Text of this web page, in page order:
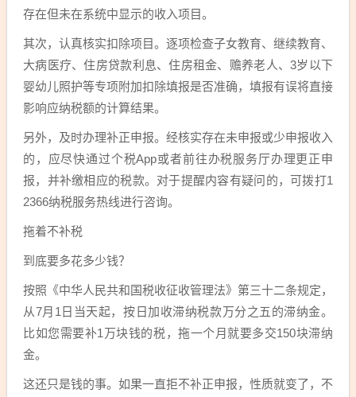
存在但未在系统中显示的收入项目。
其次，认真核实扣除项目。逐项检查子女教育、继续教育、
大病医疗、住房贷款利息、住房租金、赡养老人、3岁以下
婴幼儿照护等专项附加扣除填报是否准确，填报有误将直接
影响应纳税额的计算结果。
另外，及时办理补正申报。经核实存在未申报或少申报收入
的，应尽快通过个税App或者前往办税服务厅办理更正申
报，并补缴相应的税款。对于提醒内容有疑问的，可拨打1
2366纳税服务热线进行咨询。
拖着不补税
到底要多花多少钱？
按照《中华人民共和国税收征收管理法》第三十二条规定，
从7月1日当天起，按日加收滞纳税款万分之五的滞纳金。
比如您需要补1万块钱的税，拖一个月就要多交150块滞纳
金。
这还只是钱的事。如果一直拒不补正申报，性质就变了，不